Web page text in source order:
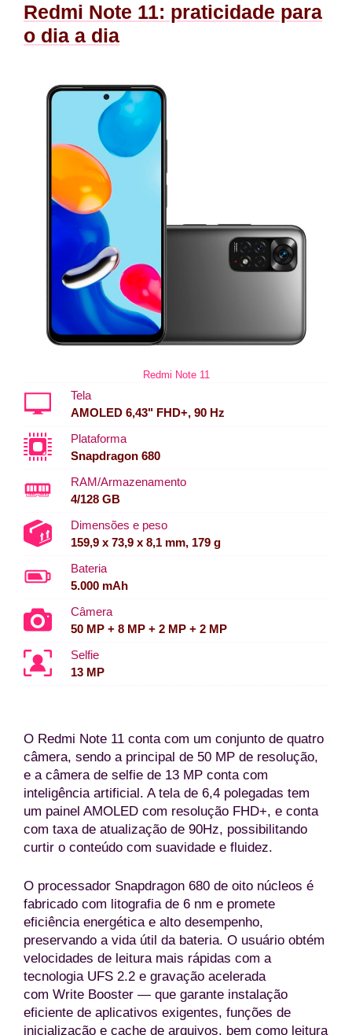
Redmi Note 11: praticidade para
o dia a dia
Redmi Note 11
Tela
AMOLED 6,43" FHD+, 90 Hz
Plataforma
Snapdragon 680
RAM/Armazenamento
4/128 GB
Dimensões e peso
159,9 x 73,9 x 8,1 mm, 179 g
Bateria
5.000 mAh
Câmera
50 MP + 8 MP + 2 MP + 2 MP
Selfie
13 MP
O Redmi Note 11 conta com um conjunto de quatro
câmera, sendo a principal de 50 MP de resolução,
e a câmera de selfie de 13 MP conta com
inteligência artificial. A tela de 6,4 polegadas tem
um painel AMOLED com resolução FHD+, e conta
com taxa de atualização de 90Hz, possibilitando
curtir o conteúdo com suavidade e fluidez.
O processador Snapdragon 680 de oito núcleos é
fabricado com litografia de 6 nm e promete
eficiência energética e alto desempenho,
preservando a vida útil da bateria. O usuário obtém
velocidades de leitura mais rápidas com a
tecnologia UFS 2.2 e gravação acelerada
com Write Booster — que garante instalação
eficiente de aplicativos exigentes, funções de
inicialização e cache de arquivos, bem como leitura